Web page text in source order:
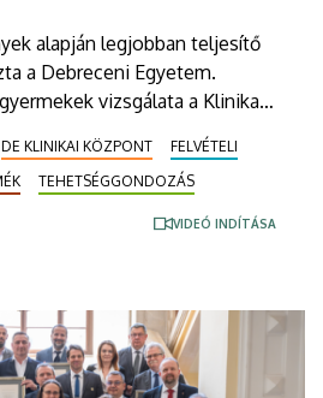
alapján legjobban teljesítő
a Debreceni Egyetem.
vizsgálata a Klinikai
terméshozamokról és
esett a legtöbb szó az
– egyebek mellett ezekkel
DE KLINIKAI KÖZPONT
FELVÉTELI
TEHETSÉGGONDOZÁS
VIDEÓ INDÍTÁSA